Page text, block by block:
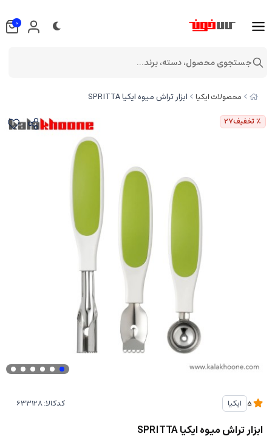
محصولات ایکیا ابزار تراش میوه ایکیا SPRITTA
٪ تخفیف27
ایکیا کدکالا:
ابزار تراش میوه ایکیا SPRITTA
0
جستجوی محصول، دسته، برند...